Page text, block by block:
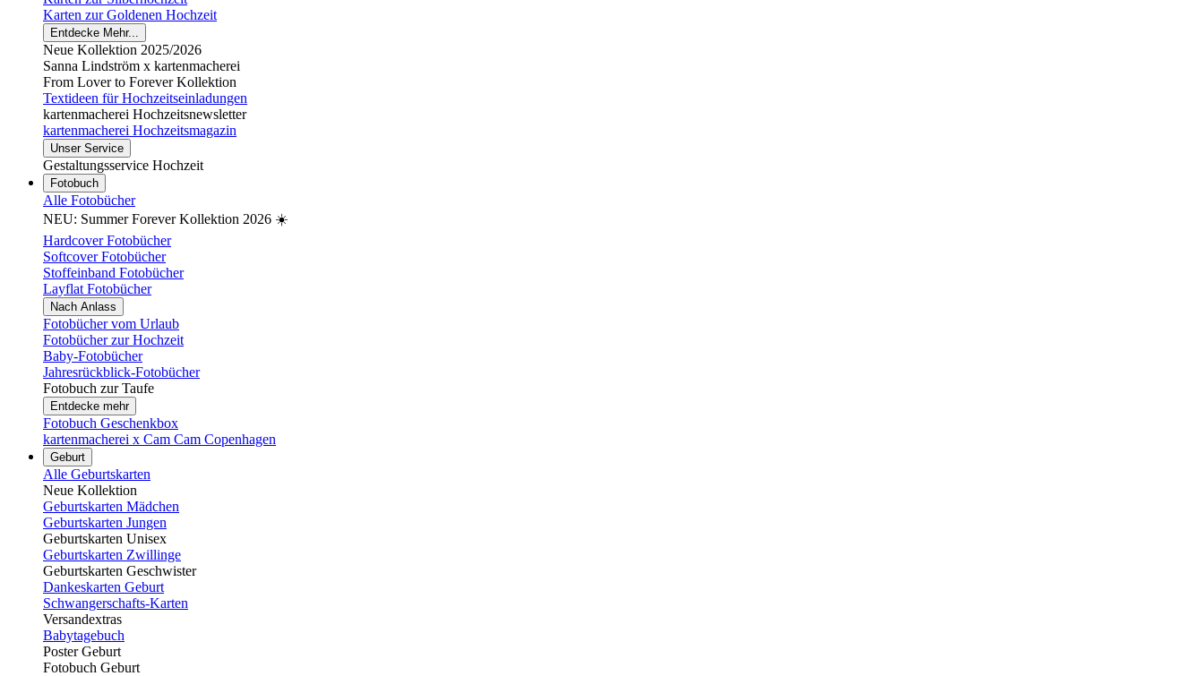
Karten zur Goldenen Hochzeit
Entdecke Mehr...
Neue Kollektion 2025/2026
Sanna Lindström x kartenmacherei
From Lover to Forever Kollektion
Textideen für Hochzeitseinladungen
kartenmacherei Hochzeitsnewsletter
kartenmacherei Hochzeitsmagazin
Unser Service
Gestaltungsservice Hochzeit
Fotobuch
Alle Fotobücher
NEU: Summer Forever Kollektion 2026 ☀️
Hardcover Fotobücher
Softcover Fotobücher
Stoffeinband Fotobücher
Layflat Fotobücher
Nach Anlass
Fotobücher vom Urlaub
Fotobücher zur Hochzeit
Baby-Fotobücher
Jahresrückblick-Fotobücher
Fotobuch zur Taufe
Entdecke mehr
Fotobuch Geschenkbox
kartenmacherei x Cam Cam Copenhagen
Geburt
Alle Geburtskarten
Neue Kollektion
Geburtskarten Mädchen
Geburtskarten Jungen
Geburtskarten Unisex
Geburtskarten Zwillinge
Geburtskarten Geschwister
Dankeskarten Geburt
Schwangerschafts-Karten
Versandextras
Babytagebuch
Poster Geburt
Fotobuch Geburt